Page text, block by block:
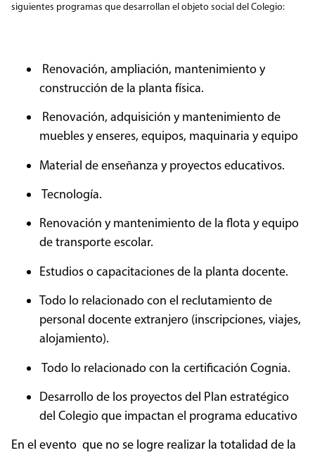
siguientes programas que desarrollan el objeto social del Colegio:
Renovación, ampliación, mantenimiento y
construcción de la planta física.
Renovación, adquisición y mantenimiento de
muebles y enseres, equipos, maquinaria y equipo
Material de enseñanza y proyectos educativos.
Tecnología.
Renovación y mantenimiento de la flota y equipo
de transporte escolar.
Estudios o capacitaciones de la planta docente.
Todo lo relacionado con el reclutamiento de
personal docente extranjero (inscripciones, viajes,
alojamiento).
Todo lo relacionado con la certificación Cognia.
Desarrollo de los proyectos del Plan estratégico
del Colegio que impactan el programa educativo
En el evento que no se logre realizar la totalidad de la